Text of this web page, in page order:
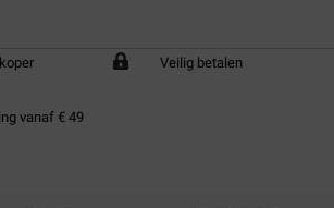
Veilig betalen
vanaf € 49